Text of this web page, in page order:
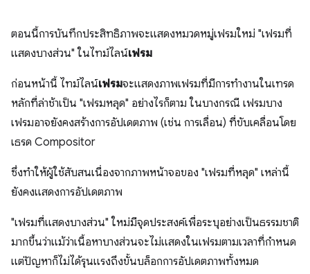
ตอนนี้การบันทึกประสิทธิภาพจะแสดงหมวดหมู่เฟรมใหม่ "เฟรมที่
แสดงบางส่วน" ในไทม์ไลน์เฟรม
ก่อนหน้านี้ ไทม์ไลน์เฟรมจะแสดงภาพเฟรมที่มีการทำงานในเทรด
หลักที่ล่าช้าเป็น "เฟรมหลุด" อย่างไรก็ตาม ในบางกรณี เฟรมบาง
เฟรมอาจยังคงสร้างการอัปเดตภาพ (เช่น การเลื่อน) ที่ขับเคลื่อนโดย
เธรด Compositor
ซึ่งทำให้ผู้ใช้สับสนเนื่องจากภาพหน้าจอของ "เฟรมที่หลุด" เหล่านี้
ยังคงแสดงการอัปเดตภาพ
"เฟรมที่แสดงบางส่วน" ใหม่มีจุดประสงค์เพื่อระบุอย่างเป็นธรรมชาติ
มากขึ้นว่าแม้ว่าเนื้อหาบางส่วนจะไม่แสดงในเฟรมตามเวลาที่กำหนด
แต่ปัญหาก็ไม่ได้รุนแรงถึงขั้นบล็อกการอัปเดตภาพทั้งหมด